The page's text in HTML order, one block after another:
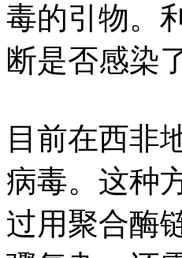
毒的引物。
断是否感染
目前在西非
病毒。这种
过用聚合酶